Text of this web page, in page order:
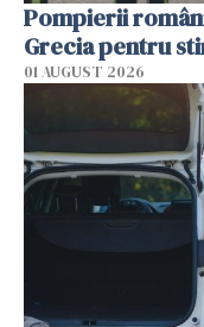
Pompierii
Grecia pentru
01 AUGUST 2026